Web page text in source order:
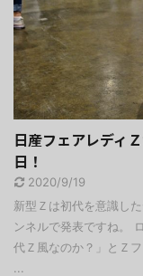
日産フェアレディ
日！
2020/9/19
新型Ｚは初代を意識し
ンネルで発表ですね。
代Ｚ風なのか？」とＺ
...